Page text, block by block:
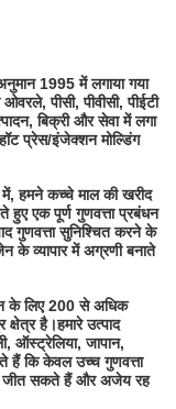
1995 में लगाया गया
पीसी, पीवीसी, पीईटी
बिक्री और सेवा में लगा
प्रेस/इंजेक्शन मोल्डिंग
हमने कच्चे माल की खरीद
हुए एक पूर्ण गुणवत्ता प्रबंधन
गुणवत्ता सुनिश्चित करने के
के व्यापार में अग्रणी बनाते
के लिए 200 से अधिक
है।हमारे उत्पाद
ऑस्ट्रेलिया, जापान,
हैं कि केवल उच्च गुणवत्ता
जीत सकते हैं और अजेय रह